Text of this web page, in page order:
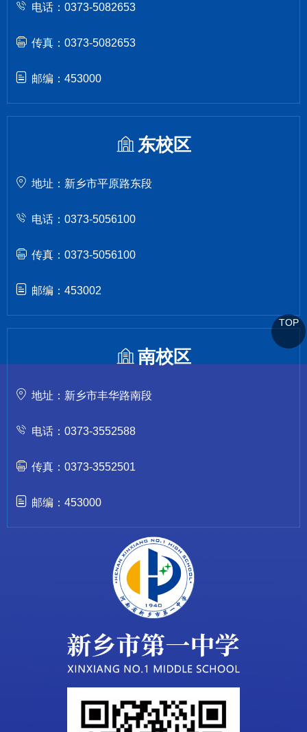
电话：0373-5082653
传真：0373-5082653
邮编：453000
东校区
地址：新乡市平原路东段
电话：0373-5056100
传真：0373-5056100
邮编：453002
南校区
地址：新乡市丰华路南段
电话：0373-3552588
传真：0373-3552501
邮编：453000
TOP